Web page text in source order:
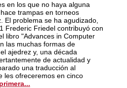
en los que no haya alguna
trampas en torneos
El problema se ha agudizado,
Frederic Friedel contribuyó con
libro "Advances in Computer
las muchas formas de
ajedrez y, una década
de actualidad y
una traducción al
les ofreceremos en cinco